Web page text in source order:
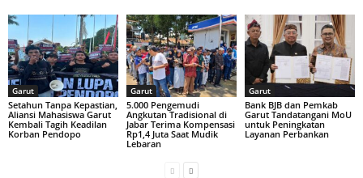
Garut
Setahun Tanpa Kepastian,
Aliansi Mahasiswa Garut
Kembali Tagih Keadilan
Korban Pendopo
Garut
5.000 Pengemudi
Angkutan Tradisional di
Jabar Terima Kompensasi
Rp1,4 Juta Saat Mudik
Lebaran
Garut
Bank BJB dan Pemkab
Garut Tandatangani MoU
untuk Peningkatan
Layanan Perbankan